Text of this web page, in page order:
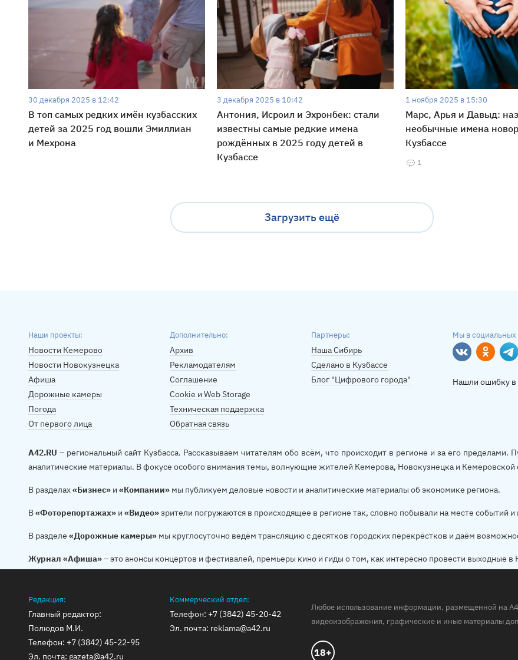
30 декабря 2025 в 12:42
В топ самых редких имён кузбасских
детей за 2025 год вошли Эмиллиан
и Мехрона
3 декабря 2025 в 10:42
Антония, Исроил и Эхронбек: стали
известны самые редкие имена
рождённых в 2025 году детей в
Кузбассе
1 ноября 2025 в 15:30
Марс, Арья и Давыд:
необычные имена
Кузбассе
1
Загрузить ещё
Наши проекты:
Новости Кемерово
Новости Новокузнецка
Афиша
Дорожные камеры
Погода
От первого лица
Дополнительно:
Архив
Рекламодателям
Соглашение
Cookie и Web Storage
Техническая поддержка
Обратная связь
Партнеры:
Наша Сибирь
Сделано в Кузбассе
Блог "Цифрового города"
Мы в социальных
Вконтакте
Нашли ошибку в
A42.RU – региональный сайт Кузбасса. Рассказываем читателям обо всём, что происходит в регионе и за его
аналитические материалы. В фокусе особого внимания темы, волнующие жителей Кемерова, Новокузнецка и Кемеровской
В разделах«Бизнес» и «Компании» мы публикуем деловые новости и аналитические материалы об экономике региона.
В«Фоторепортажах» и «Видео»зрители погружаются в происходящее в регионе так, словно побывали на месте событий
В разделе «Дорожные камеры» мы круглосуточно ведём трансляцию с десятков городских перекрёстков и даём
Журнал «Афиша»– это анонсы концертов и фестивалей, премьеры кино и гиды о том, как интересно провести выходные в
Редакция:
Главный редактор:
Полюдов М.И.
Телефон: +7 (3842) 45-22-95
Эл. почта: gazeta@a42.ru
Коммерческий отдел:
Телефон: +7 (3842) 45-20-42
Эл. почта: reklama@a42.ru
Любое использование информации, размещенной на
видеоизображения, графические и иные материалы
18+